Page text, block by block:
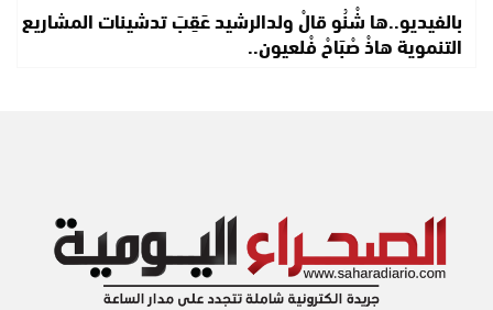
بالفيديو..ها شْنُو قالْ ولدالرشيد عَقِبَ تدشينات المشاريع
التنموية هاذْ صْبَاحْ فْلعيون..